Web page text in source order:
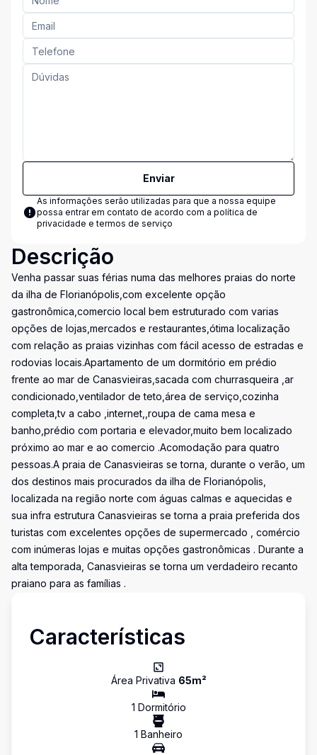
Enviar
As informações serão utilizadas para que a nossa equipe
possa entrar em contato de acordo com a política de
privacidade e termos de serviço
Descrição
Venha passar suas férias numa das melhores praias do norte
da ilha de Florianópolis,com excelente opção
gastronômica,comercio local bem estruturado com varias
opções de lojas,mercados e restaurantes,ótima localização
com relação as praias vizinhas com fácil acesso de estradas e
rodovias locais.Apartamento de um dormitório em prédio
frente ao mar de Canasvieiras,sacada com churrasqueira ,ar
condicionado,ventilador de teto,área de serviço,cozinha
completa,tv a cabo ,internet,,roupa de cama mesa e
banho,prédio com portaria e elevador,muito bem localizado
próximo ao mar e ao comercio .Acomodação para quatro
pessoas.A praia de Canasvieiras se torna, durante o verão, um
dos destinos mais procurados da ilha de Florianópolis,
localizada na região norte com águas calmas e aquecidas e
sua infra estrutura Canasvieiras se torna a praia preferida dos
turistas com excelentes opções de supermercado , comércio
com inúmeras lojas e muitas opções gastronômicas . Durante a
alta temporada, Canasvieiras se torna um verdadeiro recanto
praiano para as famílias .
Características
Área Privativa 65m²
1 Dormitório
1 Banheiro